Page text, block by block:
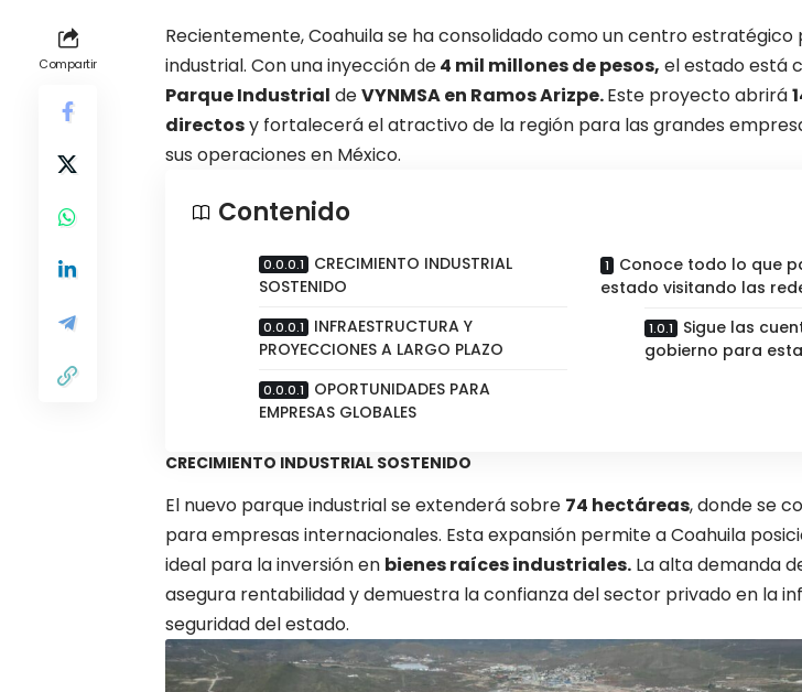
Compartir
Recientemente, Coahuila se ha consolidado como un centro estratégico
industrial. Con una inyección de4 mil millones de pesos, el estado está
Parque Industrial deVYNMSA en Ramos Arizpe.Este proyecto abrirá
directosy fortalecerá el atractivo de la región para las grandes
sus operaciones en México.
Contenido
CRECIMIENTO INDUSTRIAL
SOSTENIDO
INFRAESTRUCTURA Y
PROYECCIONES A LARGO PLAZO
OPORTUNIDADES PARA
EMPRESAS GLOBALES
Conoce todo lo que
estado visitando las
Sigue las
gobierno para
CRECIMIENTO INDUSTRIAL SOSTENIDO
El nuevo parque industrial se extenderá sobre 74 hectáreas, donde se
para empresas internacionales. Esta expansión permite a Coahuila
ideal para la inversión en bienes raíces industriales. La alta demanda
asegura rentabilidad y demuestra la confianza del sector privado en la
seguridad del estado.